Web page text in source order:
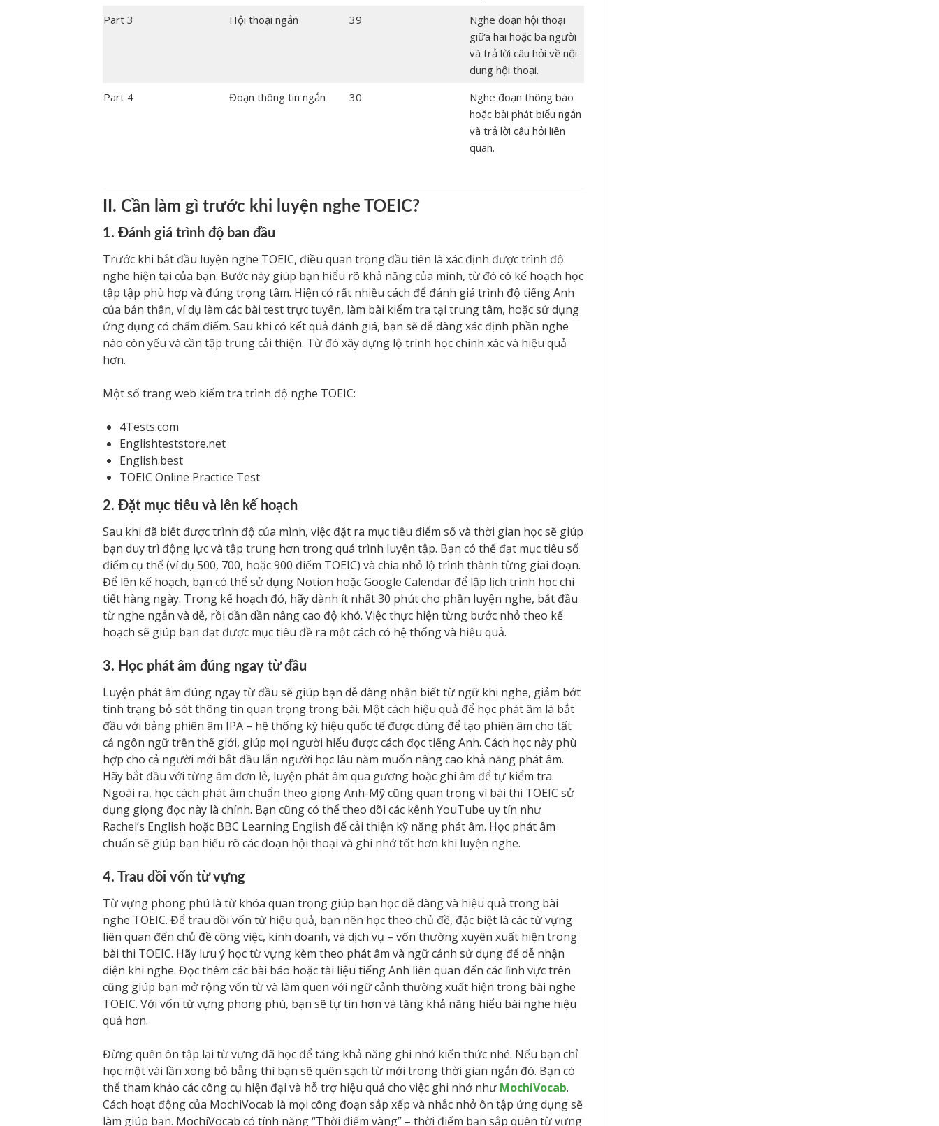
Part 3
Hội thoại ngắn 39
Nghe đoạn hội thoại
giữa hai hoặc ba người
và trả lời câu hỏi về nội
dung hội thoại.
Part 4
Đoạn thông tin ngắn 30
Nghe đoạn thông báo
hoặc bài phát biểu ngắn
và trả lời câu hỏi liên
quan.
II. Cần làm gì trước khi luyện nghe TOEIC?
1. Đánh giá trình độ ban đầu
Trước khi bắt đầu luyện nghe TOEIC, điều quan trọng đầu tiên là xác định được trình độ
nghe hiện tại của bạn. Bước này giúp bạn hiểu rõ khả năng của mình, từ đó có kế hoạch học
tập tập phù hợp và đúng trọng tâm. Hiện có rất nhiều cách để đánh giá trình độ tiếng Anh
của bản thân, ví dụ làm các bài test trực tuyến, làm bài kiểm tra tại trung tâm, hoặc sử dụng
ứng dụng có chấm điểm. Sau khi có kết quả đánh giá, bạn sẽ dễ dàng xác định phần nghe
nào còn yếu và cần tập trung cải thiện. Từ đó xây dựng lộ trình học chính xác và hiệu quả
hơn.
Một số trang web kiểm tra trình độ nghe TOEIC:
4Tests.com
Englishteststore.net
English.best
TOEIC Online Practice Test
2. Đặt mục tiêu và lên kế hoạch
Sau khi đã biết được trình độ của mình, việc đặt ra mục tiêu điểm số và thời gian học sẽ giúp
bạn duy trì động lực và tập trung hơn trong quá trình luyện tập. Bạn có thể đạt mục tiêu số
điểm cụ thể (ví dụ 500, 700, hoặc 900 điểm TOEIC) và chia nhỏ lộ trình thành từng giai đoạn.
Để lên kế hoạch, bạn có thể sử dụng Notion hoặc Google Calendar để lập lịch trình học chi
tiết hàng ngày. Trong kế hoạch đó, hãy dành ít nhất 30 phút cho phần luyện nghe, bắt đầu
từ nghe ngắn và dễ, rồi dần dần nâng cao độ khó. Việc thực hiện từng bước nhỏ theo kế
hoạch sẽ giúp bạn đạt được mục tiêu đề ra một cách có hệ thống và hiệu quả.
3. Học phát âm đúng ngay từ đầu
Luyện phát âm đúng ngay từ đầu sẽ giúp bạn dễ dàng nhận biết từ ngữ khi nghe, giảm bớt
tình trạng bỏ sót thông tin quan trọng trong bài. Một cách hiệu quả để học phát âm là bắt
đầu với bảng phiên âm IPA – hệ thống ký hiệu quốc tế được dùng để tạo phiên âm cho tất
cả ngôn ngữ trên thế giới, giúp mọi người hiểu được cách đọc tiếng Anh. Cách học này phù
hợp cho cả người mới bắt đầu lẫn người học lâu năm muốn nâng cao khả năng phát âm.
Hãy bắt đầu với từng âm đơn lẻ, luyện phát âm qua gương hoặc ghi âm để tự kiểm tra.
Ngoài ra, học cách phát âm chuẩn theo giọng Anh-Mỹ cũng quan trọng vì bài thi TOEIC sử
dụng giọng đọc này là chính. Bạn cũng có thể theo dõi các kênh YouTube uy tín như
Rachel’s English hoặc BBC Learning English để cải thiện kỹ năng phát âm. Học phát âm
chuẩn sẽ giúp bạn hiểu rõ các đoạn hội thoại và ghi nhớ tốt hơn khi luyện nghe.
4. Trau dồi vốn từ vựng
Từ vựng phong phú là từ khóa quan trọng giúp bạn học dễ dàng và hiệu quả trong bài
nghe TOEIC. Để trau dồi vốn từ hiệu quả, bạn nên học theo chủ đề, đặc biệt là các từ vựng
liên quan đến chủ đề công việc, kinh doanh, và dịch vụ – vốn thường xuyên xuất hiện trong
bài thi TOEIC. Hãy lưu ý học từ vựng kèm theo phát âm và ngữ cảnh sử dụng để dễ nhận
diện khi nghe. Đọc thêm các bài báo hoặc tài liệu tiếng Anh liên quan đến các lĩnh vực trên
cũng giúp bạn mở rộng vốn từ và làm quen với ngữ cảnh thường xuất hiện trong bài nghe
TOEIC. Với vốn từ vựng phong phú, bạn sẽ tự tin hơn và tăng khả năng hiểu bài nghe hiệu
quả hơn.
Đừng quên ôn tập lại từ vựng đã học để tăng khả năng ghi nhớ kiến thức nhé. Nếu bạn chỉ
học một vài lần xong bỏ bẫng thì bạn sẽ quên sạch từ mới trong thời gian ngắn đó. Bạn có
thể tham khảo các công cụ hiện đại và hỗ trợ hiệu quả cho việc ghi nhớ như MochiVocab.
Cách hoạt động của MochiVocab là mọi công đoạn sắp xếp và nhắc nhở ôn tập ứng dụng sẽ
làm giúp bạn. MochiVocab có tính năng “Thời điểm vàng” – thời điểm bạn sắp quên từ vựng